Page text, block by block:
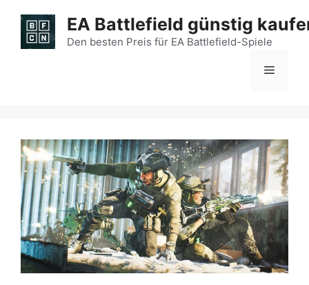
Inhalt
springen
EA Battlefield günstig
Den besten Preis für EA Battlefield-Spiele
Menü